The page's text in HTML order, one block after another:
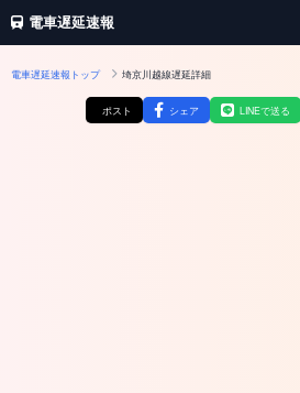
電車遅延速報
電車遅延速報トップ 埼京川越線遅延詳細
ポスト シェア LINEで送る